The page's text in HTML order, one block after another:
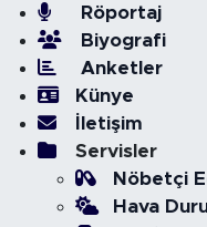
Röportaj
Biyografi
Anketler
Künye
İletişim
Servisler
Nöbetçi
Hava